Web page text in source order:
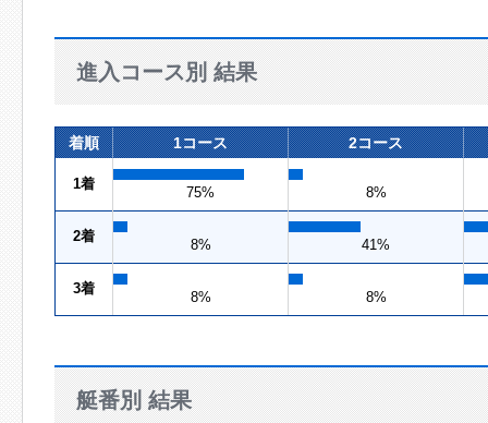
進入コース別 結果
着順 1コース 2コース
1着
75% 8%
2着
8% 41%
3着
8% 8%
艇番別 結果